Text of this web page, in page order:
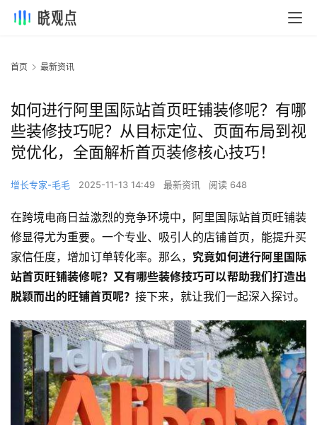
首页 最新资讯
如何进行阿里国际站首页旺铺装修呢？有哪
些装修技巧呢？从目标定位、页面布局到视
觉优化，全面解析首页装修核心技巧！
增长专家-毛毛 2025-11-13 14:49 最新资讯 阅读 648
在跨境电商日益激烈的竞争环境中，阿里国际站首页旺铺装
修显得尤为重要。一个专业、吸引人的店铺首页，能提升买
家信任度，增加订单转化率。那么， 究竟如何进行阿里国际
站首页旺铺装修呢？又有哪些装修技巧可以帮助我们打造出
脱颖而出的旺铺首页呢？ 接下来，就让我们一起深入探讨。